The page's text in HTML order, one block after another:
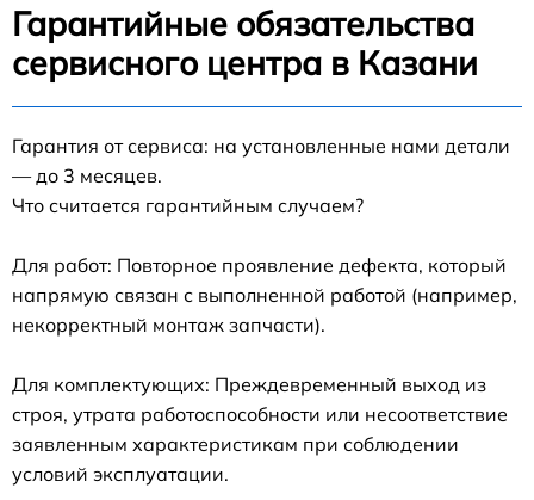
Гарантийные обязательства
сервисного центра в Казани
Гарантия от сервиса: на установленные нами детали
— до 3 месяцев.
Что считается гарантийным случаем?
Для работ: Повторное проявление дефекта, который
напрямую связан с выполненной работой (например,
некорректный монтаж запчасти).
Для комплектующих: Преждевременный выход из
строя, утрата работоспособности или несоответствие
заявленным характеристикам при соблюдении
условий эксплуатации.